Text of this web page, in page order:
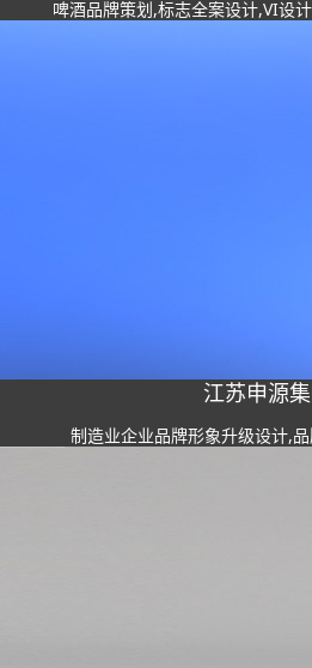
啤酒品牌策划,标志全案设计,VI设
江苏申源
制造业企业品牌形象升级设计,